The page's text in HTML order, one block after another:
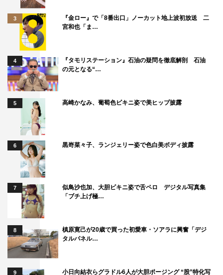
爆発したこと。それをヘラヘラ笑いながら見ていた自分
も、目玉焼きを焼こうとしたら爆発したこと」とワイルド
な思い出を明かし「味の思い出ではないですね…」と笑わ
せた。
戸田の思い出の味は、本作でも家族の思い出として登場
していた「餃子」で「戸田家は毎週土曜日に家族で餃子を
作りました。『また餃子 !?』とイヤだったけれど、父が
『みんなで餃子を作るん、楽しいやろ？』と言ったとき
に、父がその時間を大切にしているんだと初めて気づい
て、それから餃子がいとおしくなった」と。劇中で斉藤と
餃子を作るシーンでは「餃子を静かに包んでいるだけで、
いろいろな思いが湧き上がってきました」と明かした。
斉藤は「家族で遠出する際に両親が作ったおにぎり」を
挙げ「母はふんわり、父はきっちり固く三角に。二人の性
格が出たおにぎりをお昼の車中で 食べた思い出がありま
す」と。
永瀬は「おふくろの味」で「去年急におふくろを亡くし
て、今はおふくろが作った料理ならば何でも食べたい。で
3
『金ロー』で「8番出口」ノーカット地上波初放送 二
宮和也「ま…
4
『タモリステーション』石油の疑問を徹底解剖 石油
の元となる“…
5 高崎かなみ、葡萄色ビキニ姿で美ヒップ披露
6 黒嵜菜々子、ランジェリー姿で色白美ボディ披露
7
似鳥沙也加、大胆ビキニ姿で舌ペロ デジタル写真集
「ブチ上げ極…
8
槙原寛己が20歳で買った初愛車・ソアラに興奮「デジ
タルパネル…
9 小日向結衣らグラドル6人が大胆ポージング “股”特化写